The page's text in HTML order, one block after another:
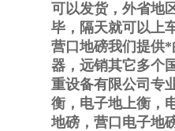
可以发货，外省地
毕，隔天就可以上
营口地磅我们提供
器，远销其它多个
重设备有限公司专
衡，电子地上衡，
地磅，营口电子地